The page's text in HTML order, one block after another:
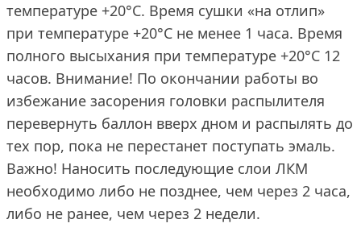
температуре +20°С. Время сушки «на отлип»
при температуре +20°С не менее 1 часа. Время
полного высыхания при температуре +20°С 12
часов. Внимание! По окончании работы во
избежание засорения головки распылителя
перевернуть баллон вверх дном и распылять до
тех пор, пока не перестанет поступать эмаль.
Важно! Наносить последующие слои ЛКМ
необходимо либо не позднее, чем через 2 часа,
либо не ранее, чем через 2 недели.